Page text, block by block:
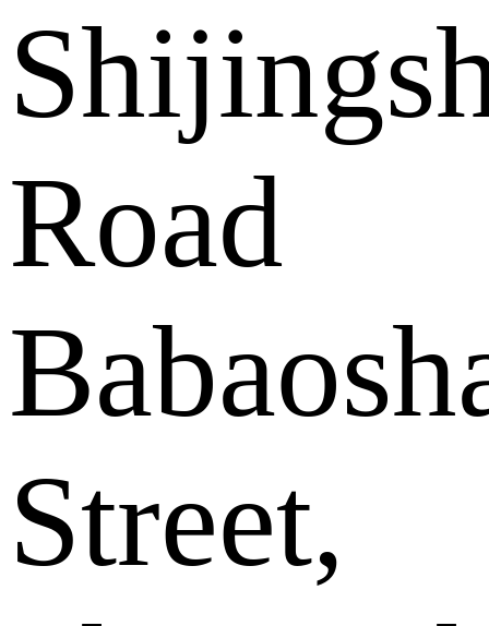
Road
Street,